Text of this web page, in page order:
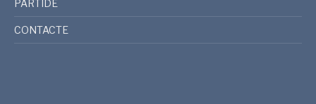
PARTIDE
CONTACTE